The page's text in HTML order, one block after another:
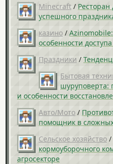
Minecraft / Ресторан
успешного
казино /
особенности
Праздники /
Бытовая
шуруповерта:
и особенности
Авто/Мото /
помощник в
Сельское хозяйство /
кормоуборочного
агросекторе